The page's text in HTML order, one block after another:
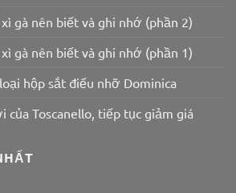
gà nên biết và ghi nhớ (phần 2)
gà nên biết và ghi nhớ (phần 1)
hộp sắt điếu nhỡ Dominica
của Toscanello, tiếp tục giảm giá